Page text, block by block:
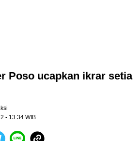
Poso ucapkan ikrar setia
- 13:34 WIB